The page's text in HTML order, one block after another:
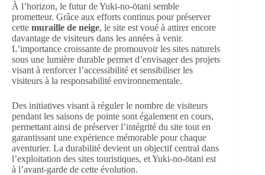
À l’horizon, le futur de Yuki-no-ōtani semble
prometteur. Grâce aux efforts continus pour préserver
cette muraille de neige, le site est voué à attirer encore
davantage de visiteurs dans les années à venir.
L’importance croissante de promouvoir les sites naturels
sous une lumière durable permet d’envisager des projets
visant à renforcer l’accessibilité et sensibiliser les
visiteurs à la responsabilité environnementale.
Des initiatives visant à réguler le nombre de visiteurs
pendant les saisons de pointe sont également en cours,
permettant ainsi de préserver l’intégrité du site tout en
garantissant une expérience mémorable pour chaque
aventurier. La durabilité devient un objectif central dans
l’exploitation des sites touristiques, et Yuki-no-ōtani est
à l’avant-garde de cette évolution.